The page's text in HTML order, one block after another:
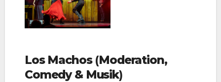
Los Machos(Moderation,
Comedy & Musik)